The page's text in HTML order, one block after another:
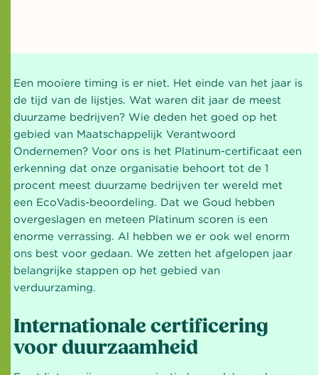
Een mooiere timing is er niet. Het einde van het jaar is
de tijd van de lijstjes. Wat waren dit jaar de meest
duurzame bedrijven? Wie deden het goed op het
gebied van Maatschappelijk Verantwoord
Ondernemen? Voor ons is het Platinum-certificaat een
erkenning dat onze organisatie behoort tot de 1
procent meest duurzame bedrijven ter wereld met
een EcoVadis-beoordeling. Dat we Goud hebben
overgeslagen en meteen Platinum scoren is een
enorme verrassing. Al hebben we er ook wel enorm
ons best voor gedaan. We zetten het afgelopen jaar
belangrijke stappen op het gebied van
verduurzaming.
Internationale certificering
voor duurzaamheid